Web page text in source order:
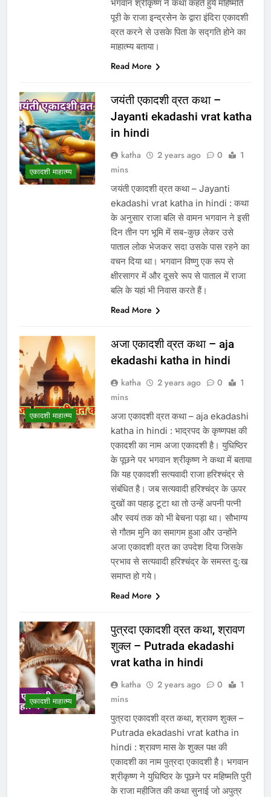
भगवान श्रीकृष्ण ने कथा कहते हुये महिष्मति
पूरी के राजा इन्द्रसेन के द्वारा इंदिरा एकादशी
व्रत करने से उसके पिता के सद्गति होने का
माहात्म्य बताया।
Read More
एकादशी माहात्म्य
जयंती एकादशी व्रत कथा –
Jayanti ekadashi vrat katha
in hindi
katha 2 years ago 0
1
mins
जयंती एकादशी व्रत कथा – Jayanti
ekadashi vrat katha in hindi : कथा
के अनुसार राजा बलि से वामन भगवान ने इसी
दिन तीन पग भूमि में सब-कुछ लेकर उसे
पाताल लोक भेजकर सदा उसके पास रहने का
वचन दिया था। भगवान विष्णु एक रूप से
क्षीरसागर में और दूसरे रूप से पाताल में राजा
बलि के यहां भी निवास करते हैं।
Read More
एकादशी माहात्म्य
अजा एकादशी व्रत कथा – aja
ekadashi katha in hindi
katha 2 years ago 0
1
mins
अजा एकादशी व्रत कथा – aja ekadashi
katha in hindi : भाद्रपद के कृष्णपक्ष की
एकादशी का नाम अजा एकादशी है। युधिष्ठिर
के पूछने पर भगवान श्रीकृष्ण ने कथा में बताया
कि यह एकादशी सत्यवादी राजा हरिश्चंद्र से
संबंधित है। जब सत्यवादी हरिश्चंद्र के ऊपर
दुखों का पहाड़ टूटा था तो उन्हें अपनी पत्नी
और स्वयं तक को भी बेचना पड़ा था। सौभाग्य
से गौतम मुनि का समागम हुआ और उन्होंने
अजा एकादशी व्रत का उपदेश दिया जिसके
प्रभाव से सत्यवादी हरिश्चंद्र के समस्त दुःख
समाप्त हो गये।
Read More
एकादशी माहात्म्य
पुत्रदा एकादशी व्रत कथा, श्रावण
शुक्ल – Putrada ekadashi
vrat katha in hindi
katha 2 years ago 0
1
mins
पुत्रदा एकादशी व्रत कथा, श्रावण शुक्ल –
Putrada ekadashi vrat katha in
hindi : श्रावण मास के शुक्ल पक्ष की
एकादशी का नाम पुत्रदा एकादशी है। भगवान
श्रीकृष्ण ने युधिष्ठिर के पूछने पर महिष्मति पुरी
के राजा महीजित की कथा सुनाई जो अपुत्र